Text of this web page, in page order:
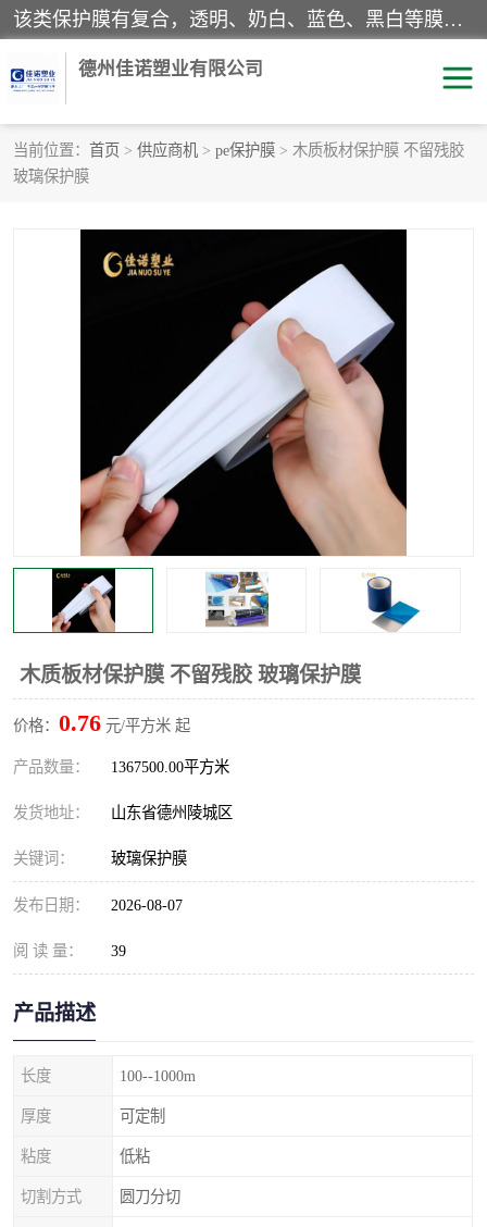
该类保护膜有复合，透明、奶白、蓝色、黑白等膜型。特高粘，高粘，中高粘，中粘，中低粘，低粘等。对于不同的粘力要求有相应的产品相适配。无胶渍残留污染。在较宽的收卷幅度下平整无皱纹，收卷长度大，利于机械化及自动化施工粘贴。为您的产品提供的表面保护解决方案。 产品广泛适用于：铝材、不锈钢、金属、塑料、电子、家电、家具、玻璃、化工材料、装饰材料等。
德州佳诺塑业有限公司
当前位置： 首页 > 供应商机 > pe保护膜 > 木质板材保护膜 不留残胶
玻璃保护膜
木质板材保护膜 不留残胶 玻璃保护膜
价格： 0.76 元/平方米 起
产品数量： 1367500.00平方米
发货地址： 山东省德州陵城区
关键词： 玻璃保护膜
发布日期： 2026-08-07
阅 读 量： 39
产品描述
长度 100--1000m
厚度 可定制
粘度 低粘
切割方式 圆刀分切
pe保护膜
透明保护膜
乳白保护膜
纯黑保护膜
印字保护膜 彩钢板保护膜
不绣钢板保护膜 两边上胶保护膜
窗缝阻风胶带 铝板保护膜
不锈钢板保护膜 一次性隔离膜